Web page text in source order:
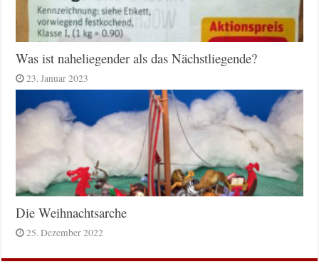
Was ist naheliegender als das Nächstliegende?
23. Januar 2023
Die Weihnachtsarche
25. Dezember 2022